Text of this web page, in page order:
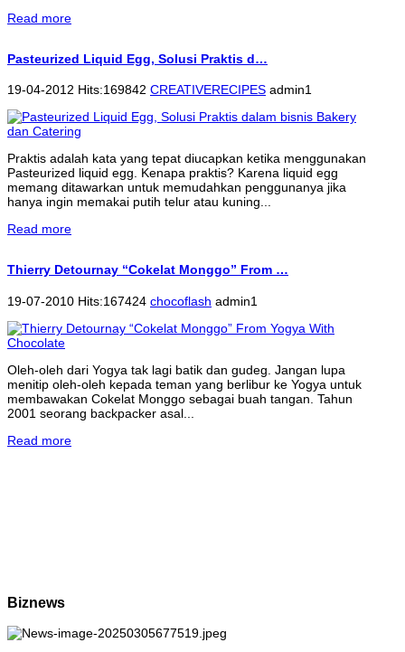
Read more
Pasteurized Liquid Egg, Solusi Praktis d…
19-04-2012 Hits:169842 CREATIVERECIPES admin1
Praktis adalah kata yang tepat diucapkan ketika menggunakan
Pasteurized liquid egg. Kenapa praktis? Karena liquid egg
memang ditawarkan untuk memudahkan penggunanya jika
hanya ingin memakai putih telur atau kuning...
Read more
Thierry Detournay “Cokelat Monggo” From …
19-07-2010 Hits:167424 chocoflash admin1
Oleh-oleh dari Yogya tak lagi batik dan gudeg. Jangan lupa
menitip oleh-oleh kepada teman yang berlibur ke Yogya untuk
membawakan Cokelat Monggo sebagai buah tangan. Tahun
2001 seorang backpacker asal...
Read more
Biznews